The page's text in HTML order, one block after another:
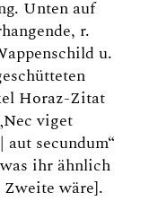
Unten auf
r.
u.
Horaz-Zitat
viget
secundum“
ihr ähnlich
wäre].